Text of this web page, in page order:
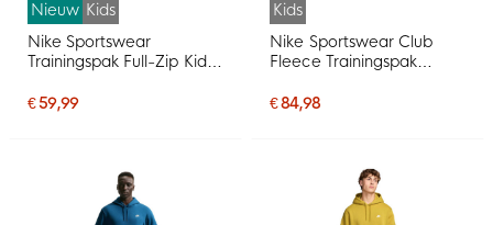
Nieuw Kids
Nike Sportswear
Trainingspak Full-Zip Kids
€ 59,99
Kids
Nike Sportswear Club
Fleece Trainingspak
€ 84,98